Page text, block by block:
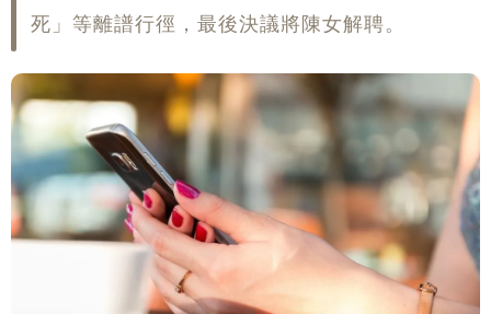
死」等離譜行徑，最後決議將陳女解聘。